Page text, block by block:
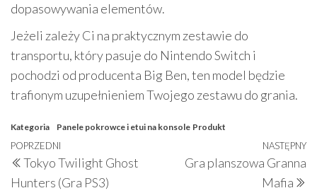
dopasowywania elementów.
Jeżeli zależy Ci na praktycznym zestawie do
transportu, który pasuje do Nintendo Switch i
pochodzi od producenta Big Ben, ten model będzie
trafionym uzupełnieniem Twojego zestawu do grania.
Kategoria Panele pokrowce i etui na konsole Produkt
Nawigacja
wpisu
Poprzedni
wpis
POPRZEDNI
Tokyo Twilight Ghost
Hunters (Gra PS3)
NASTĘPNY
Gra planszowa Granna
Mafia